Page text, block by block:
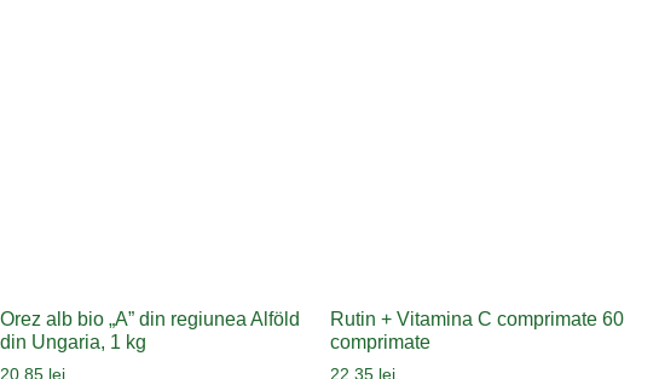
Orez alb bio „A” din regiunea Alföld
din Ungaria, 1 kg
20,85 lei
Rutin + Vitamina C comprimate 60
comprimate
22,35 lei